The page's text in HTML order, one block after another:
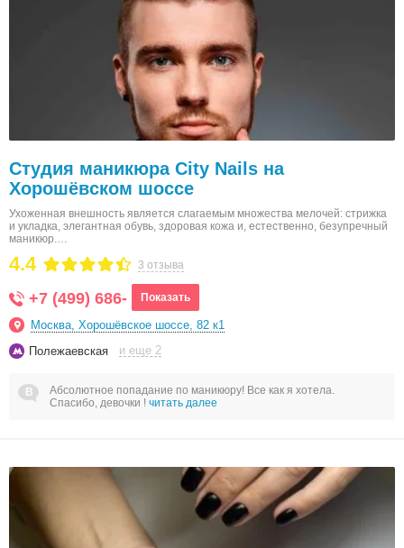
Студия маникюра City Nails на
Хорошёвском шоссе
Ухоженная внешность является слагаемым множества мелочей: стрижка
и укладка, элегантная обувь, здоровая кожа и, естественно, безупречный
маникюр.…
3 отзыва
4.4
+7 (499) 686- Показать
Москва, Хорошёвское шоссе, 82 к1
Полежаевская
и еще 2
Абсолютное попадание по маникюру! Все как я хотела.
Спасибо, девочки ! читать далее